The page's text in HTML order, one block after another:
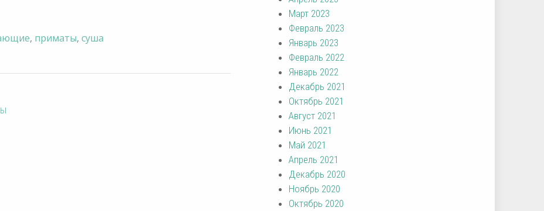
, приматы, суша
Март 2023
Февраль 2023
Январь 2023
Февраль 2022
Январь 2022
Декабрь 2021
Октябрь 2021
Август 2021
Июнь 2021
Май 2021
Апрель 2021
Декабрь 2020
Ноябрь 2020
Октябрь 2020